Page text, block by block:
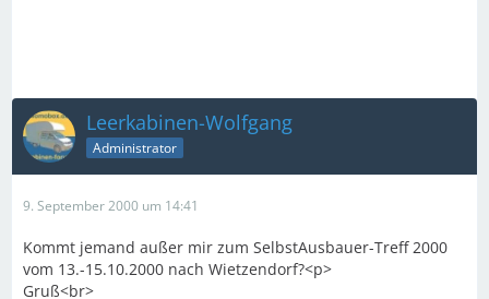
Leerkabinen-Wolfgang
Administrator
9. September 2000 um 14:41
Kommt jemand außer mir zum SelbstAusbauer-Treff 2000
vom 13.-15.10.2000 nach Wietzendorf?<p>
Gruß<br>